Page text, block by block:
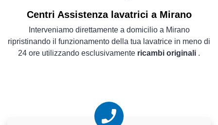
Centri Assistenza lavatrici a Mirano
Interveniamo direttamente a domicilio a Mirano
ripristinando il funzionamento della tua lavatrice in meno di
24 ore utilizzando esclusivamente ricambi originali .